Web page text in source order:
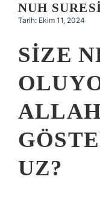
Hakkımızda
NUH
Tarih: Ekim 11, 2024
SIZE
UZ?